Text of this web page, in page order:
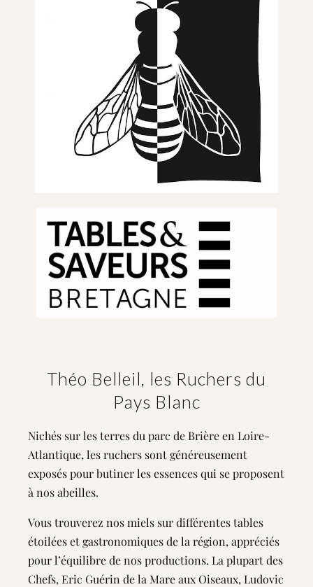
Théo Belleil, les Ruchers du
Pays Blanc
Nichés sur les terres du parc de Brière en Loire-
Atlantique, les ruchers sont généreusement
exposés pour butiner les essences qui se proposent
à nos abeilles.
Vous trouverez nos miels sur différentes tables
étoilées et gastronomiques de la région, appréciés
pour l’équilibre de nos productions. La plupart des
Chefs, Eric Guérin de la Mare aux Oiseaux, Ludovic